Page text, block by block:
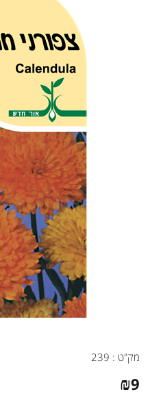
מק"ט : 239
₪9